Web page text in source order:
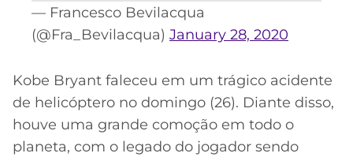
— Francesco Bevilacqua
(@Fra_Bevilacqua) January 28, 2020
Kobe Bryant faleceu em um trágico acidente
de helicóptero no domingo (26). Diante disso,
houve uma grande comoção em todo o
planeta, com o legado do jogador sendo